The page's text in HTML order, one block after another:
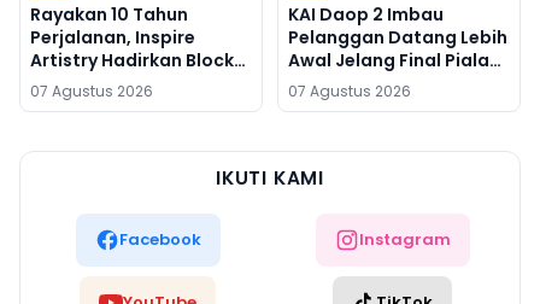
Rayakan 10 Tahun
Perjalanan, Inspire
Artistry Hadirkan Block
Party Terbesar di
Jakarta
07 Agustus 2026
KAI Daop 2 Imbau
Pelanggan Datang Lebih
Awal Jelang Final Piala
Presiden 2026
07 Agustus 2026
IKUTI KAMI
Facebook Instagram